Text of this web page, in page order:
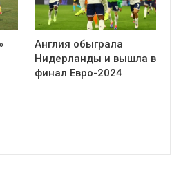
Англия обыграла
Нидерланды и вышла в
финал Евро-2024